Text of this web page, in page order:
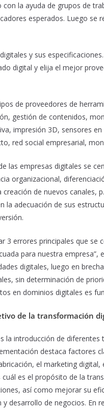
con la ayuda de grupos de
esperados. Luego se
y sus
digital y elija el mejor
de proveedores de
gestión de contenidos,
impresión 3D, sensores
red social empresarial,
las empresas digitales se
organizacional,
de nuevos canales,
la adecuación de sus
3 errores principales que
para nuestra
digitales, luego en
sin determinación de
en dominios digitales es
de la transformación
la introducción de
destaca factores
el marketing
es el propósito de la
así como mejorar su
desarrollo de negocios. En